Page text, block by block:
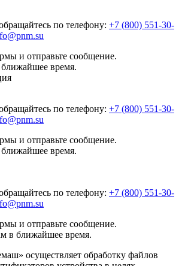
по телефону: +7 (800) 551-30-
и отправьте сообщение.
время.
по телефону: +7 (800) 551-30-
и отправьте сообщение.
время.
по телефону: +7 (800) 551-30-
и отправьте сообщение.
в ближайшее время.
осуществляет обработку файлов